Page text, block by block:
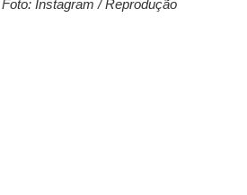
Foto: Instagram / Reprodução